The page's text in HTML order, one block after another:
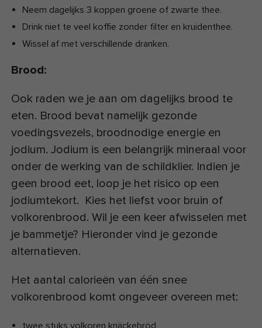
Neem dagelijks 3 koppen groene of zwarte thee.
Drink niet te veel koffie zonder filter en kruidenthee.
Wissel af met verschillende dranken.
Brood:
Ook raden we je aan om dagelijks brood te
eten. Brood bevat namelijk gezonde
voedingsvezels, broodnodige energie en
jodium. Jodium is een belangrijk mineraal voor
onder de werking van de schildklier. Indien je
geen brood eet, loop je het risico op een
jodiumtekort. Kies het liefst voor bruin of
volkorenbrood. Wil je een keer afwisselen met
je bammetje? Hieronder vind je gezonde
alternatieven.
Het aantal calorieën van één snee
volkorenbrood komt ongeveer overeen met:
twee stuks volkoren knäckebröd